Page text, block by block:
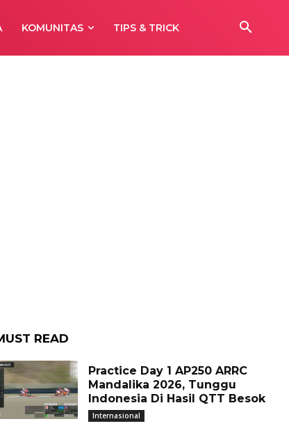
KOMUNITAS TIPS & TRICK
READ
Practice Day 1 AP250 ARRC
Mandalika 2026, Tunggu
Indonesia Di Hasil QTT Besok
Internasional